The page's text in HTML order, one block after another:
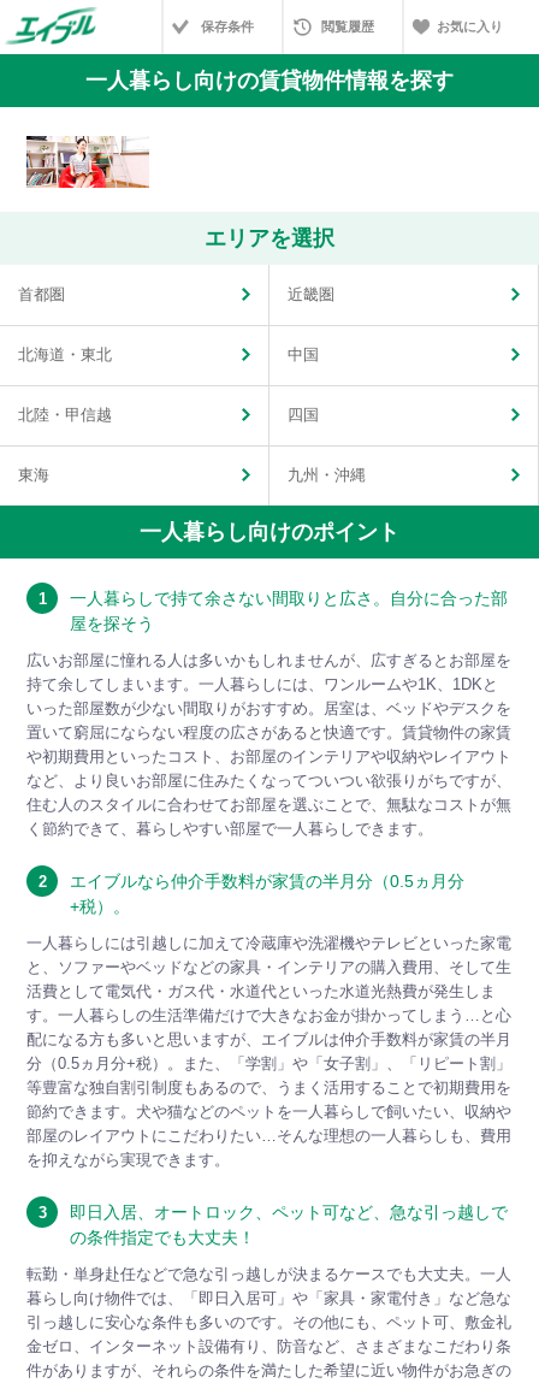
保存条件 閲覧履歴 お気に入り
一人暮らし向けの賃貸物件情報を探す
エリアを選択
首都圏 近畿圏
北海道・東北 中国
北陸・甲信越 四国
東海 九州・沖縄
一人暮らし向けのポイント
1
一人暮らしで持て余さない間取りと広さ。自分に合った部
屋を探そう
広いお部屋に憧れる人は多いかもしれませんが、広すぎるとお部屋を
持て余してしまいます。一人暮らしには、ワンルームや1K、1DKと
いった部屋数が少ない間取りがおすすめ。居室は、ベッドやデスクを
置いて窮屈にならない程度の広さがあると快適です。賃貸物件の家賃
や初期費用といったコスト、お部屋のインテリアや収納やレイアウト
など、より良いお部屋に住みたくなってついつい欲張りがちですが、
住む人のスタイルに合わせてお部屋を選ぶことで、無駄なコストが無
く節約できて、暮らしやすい部屋で一人暮らしできます。
2
エイブルなら仲介手数料が家賃の半月分（0.5ヵ月分
+税）。
一人暮らしには引越しに加えて冷蔵庫や洗濯機やテレビといった家電
と、ソファーやベッドなどの家具・インテリアの購入費用、そして生
活費として電気代・ガス代・水道代といった水道光熱費が発生しま
す。一人暮らしの生活準備だけで大きなお金が掛かってしまう…と心
配になる方も多いと思いますが、エイブルは仲介手数料が家賃の半月
分（0.5ヵ月分+税）。また、「学割」や「女子割」、「リピート割」
等豊富な独自割引制度もあるので、うまく活用することで初期費用を
節約できます。犬や猫などのペットを一人暮らしで飼いたい、収納や
部屋のレイアウトにこだわりたい…そんな理想の一人暮らしも、費用
を抑えながら実現できます。
3
即日入居、オートロック、ペット可など、急な引っ越しで
の条件指定でも大丈夫！
転勤・単身赴任などで急な引っ越しが決まるケースでも大丈夫。一人
暮らし向け物件では、「即日入居可」や「家具・家電付き」など急な
引っ越しに安心な条件も多いのです。その他にも、ペット可、敷金礼
金ゼロ、インターネット設備有り、防音など、さまざまなこだわり条
件がありますが、それらの条件を満たした希望に近い物件がお急ぎの